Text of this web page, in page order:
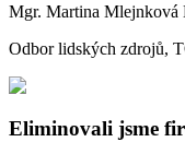
Mgr. Martina Mlejnková
Odbor lidských zdrojů,
Eliminovali jsme